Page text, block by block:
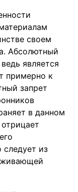
своем
Абсолютный
является
примерно к
запрет
в данном
из